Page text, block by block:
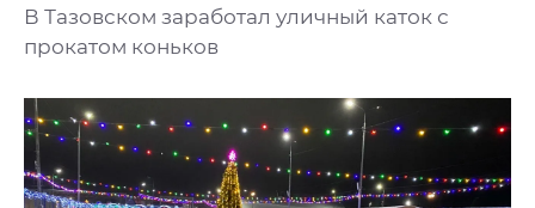
В Тазовском заработал уличный каток с
прокатом коньков